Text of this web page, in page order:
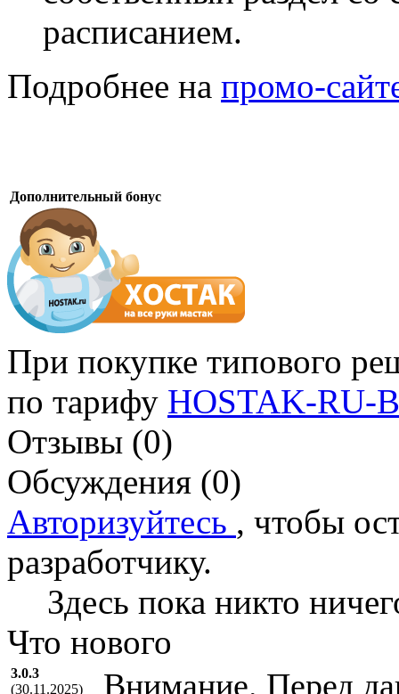
расписанием.
Подробнее на промо-
Дополнительный бонус
При покупке типового
по тарифу HOSTAK-RU-
Отзывы (0)
Обсуждения (0)
Авторизуйтесь , чтобы
разработчику.
Здесь пока никто
Что нового
3.0.3
(30.11.2025)
Внимание. Перед